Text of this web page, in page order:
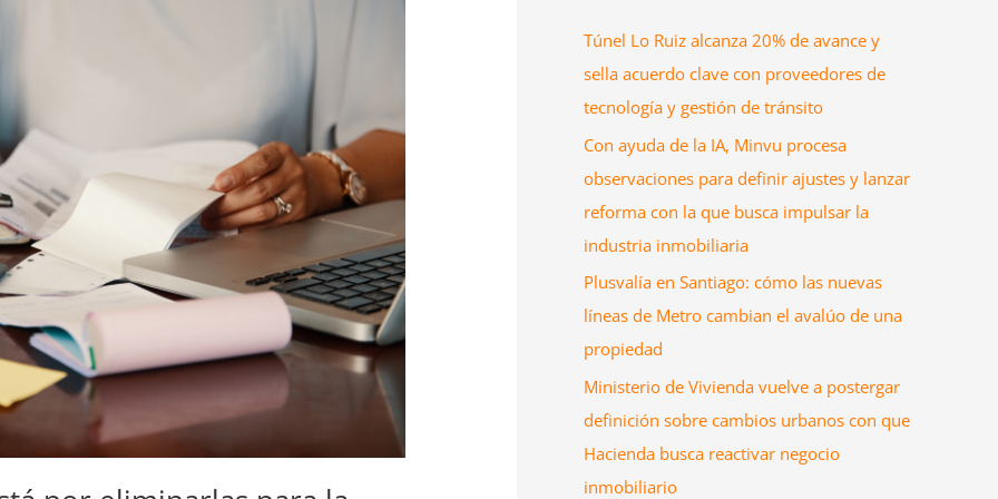
Túnel Lo Ruiz alcanza 20% de avance y
sella acuerdo clave con proveedores de
tecnología y gestión de tránsito
Con ayuda de la IA, Minvu procesa
observaciones para definir ajustes y lanzar
reforma con la que busca impulsar la
industria inmobiliaria
Plusvalía en Santiago: cómo las nuevas
líneas de Metro cambian el avalúo de una
propiedad
Ministerio de Vivienda vuelve a postergar
definición sobre cambios urbanos con que
Hacienda busca reactivar negocio
inmobiliario